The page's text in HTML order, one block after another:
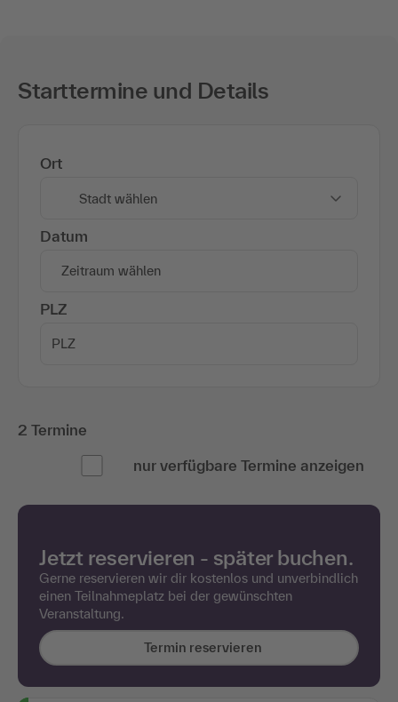
Starttermine und Details
Datum
Zeitraum wählen
Ort
Stadt wählen
PLZ
2 Termine
nur verfügbare Termine anzeigen
Jetzt reservieren - später buchen.
Gerne reservieren wir dir kostenlos und unverbindlich
einen Teilnahmeplatz bei der gewünschten
Veranstaltung.
Termin reservieren